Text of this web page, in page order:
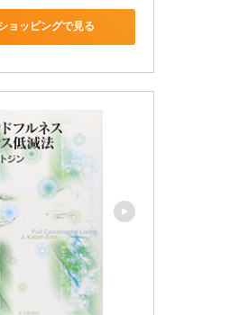
ョッピングで見る